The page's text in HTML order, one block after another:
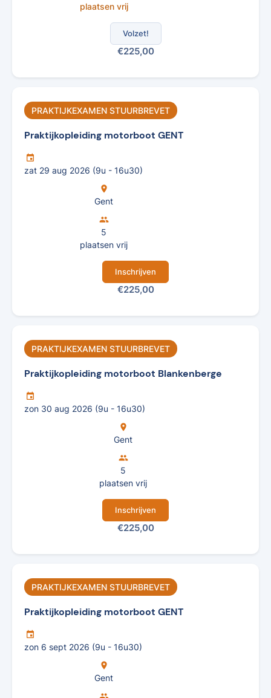
plaatsen vrij
€225,00
Volzet!
PRAKTIJKEXAMEN STUURBREVET
Praktijkopleiding motorboot GENT
insert_invitation
zat 29 aug 2026 (9u - 16u30)
location_on
Gent
group
5
plaatsen vrij
€225,00
Inschrijven
PRAKTIJKEXAMEN STUURBREVET
Praktijkopleiding motorboot Blankenberge
insert_invitation
zon 30 aug 2026 (9u - 16u30)
location_on
Gent
group
5
plaatsen vrij
€225,00
Inschrijven
PRAKTIJKEXAMEN STUURBREVET
Praktijkopleiding motorboot GENT
insert_invitation
zon 6 sept 2026 (9u - 16u30)
location_on
Gent